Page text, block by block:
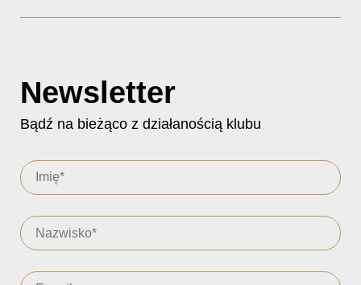
Newsletter
Bądź na bieżąco z działanością klubu